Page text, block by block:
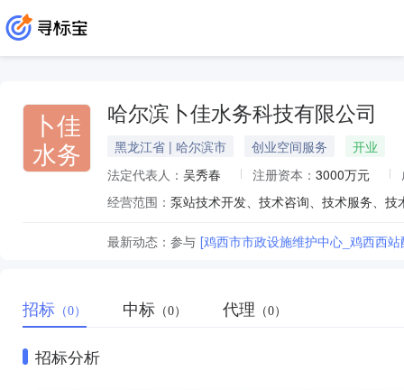
卜佳
水务
哈尔滨卜佳水务科技有限公司
黑龙江省 | 哈尔滨市 创业空间服务
开业
法定代表人： 吴秀春 注册资本： 3000万元
经营范围：
最新动态： 参与 [鸡西市市政设施维护中心_鸡西西
招标 （0） 中标 （0） 代理 （0）
招标分析